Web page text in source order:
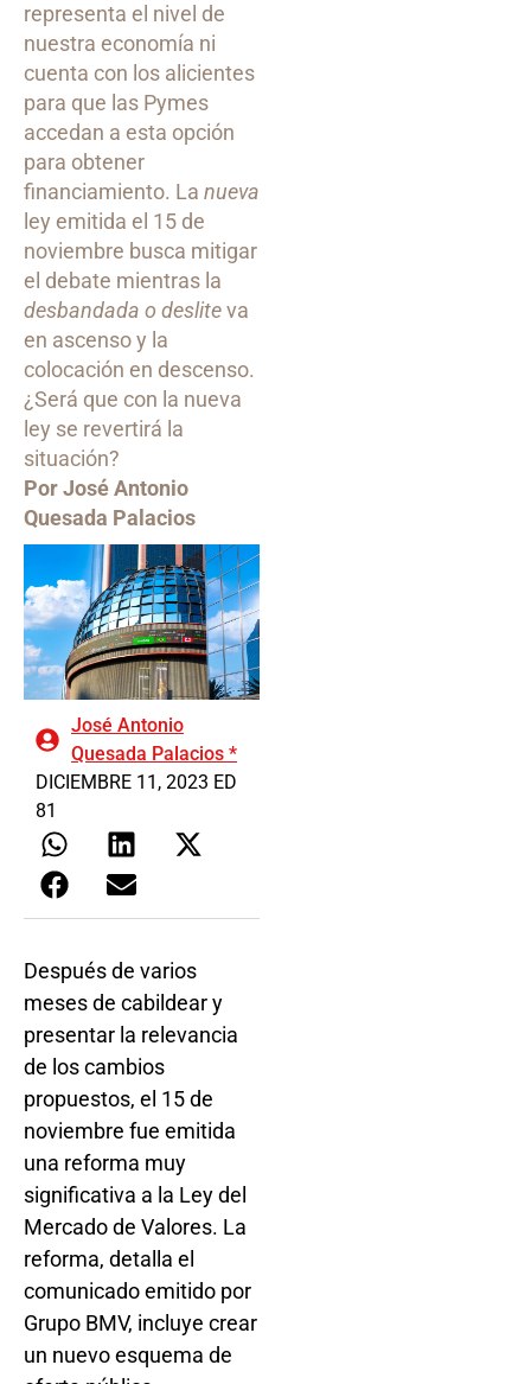
representa el nivel de
nuestra economía ni
cuenta con los alicientes
para que las Pymes
accedan a esta opción
para obtener
financiamiento. La nueva
ley emitida el 15 de
noviembre busca mitigar
el debate mientras la
desbandada o desliteva
en ascenso y la
colocación en descenso.
¿Será que con la nueva
ley se revertirá la
situación?
Por José Antonio
Quesada Palacios
José Antonio
Quesada Palacios *
DICIEMBRE 11, 2023 ED
81
Después de varios
meses de cabildear y
presentar la relevancia
de los cambios
propuestos, el 15 de
noviembre fue emitida
una reforma muy
significativa a la Ley del
Mercado de Valores. La
reforma, detalla el
comunicado emitido por
Grupo BMV, incluye crear
un nuevo esquema de